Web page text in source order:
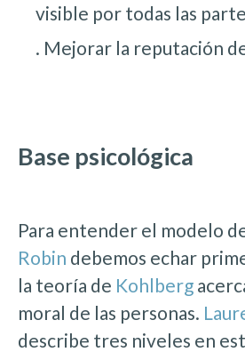
visible por todas las
. Mejorar la reputación
Base psicológica
Para entender el modelo
Robin debemos echar
la teoría de Kohlberg
moral de las personas.
describe tres niveles en